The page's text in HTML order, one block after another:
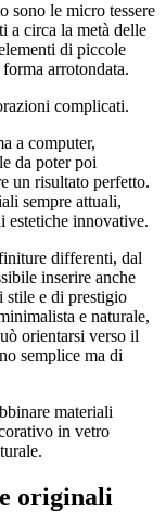
sono le micro tessere
a circa la metà delle
di piccole
arrotondata.
complicati.
a computer,
da poter poi
un risultato perfetto.
sempre attuali,
estetiche innovative.
differenti, dal
inserire anche
stile e di prestigio
e naturale,
orientarsi verso il
semplice ma di
materiali
in vetro
originali